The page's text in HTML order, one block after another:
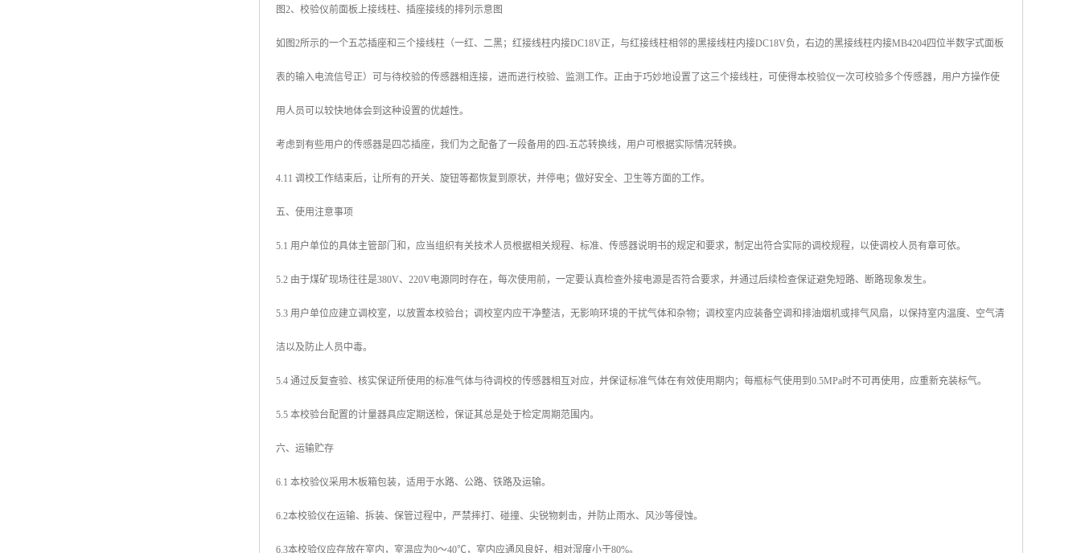
图2、校验仪前面板上接线柱、插座接线的排列示意图
如图2所示的一个五芯插座和三个接线柱（一红、二黑；红接线柱内接DC18V正，与红接线柱相邻的黑接线柱内接DC18V负，右边的黑接线柱内接MB4204四位半数字式面板
表的输入电流信号正）可与待校验的传感器相连接，进而进行校验、监测工作。正由于巧妙地设置了这三个接线柱，可使得本校验仪一次可校验多个传感器，用户方操作使
用人员可以较快地体会到这种设置的优越性。
考虑到有些用户的传感器是四芯插座，我们为之配备了一段备用的四-五芯转换线，用户可根据实际情况转换。
4.11 调校工作结束后，让所有的开关、旋钮等都恢复到原状，并停电；做好安全、卫生等方面的工作。
五、使用注意事项
5.1 用户单位的具体主管部门和，应当组织有关技术人员根据相关规程、标准、传感器说明书的规定和要求，制定出符合实际的调校规程，以使调校人员有章可依。
5.2 由于煤矿现场往往是380V、220V电源同时存在，每次使用前，一定要认真检查外接电源是否符合要求，并通过后续检查保证避免短路、断路现象发生。
5.3 用户单位应建立调校室，以放置本校验台；调校室内应干净整洁，无影响环境的干扰气体和杂物；调校室内应装备空调和排油烟机或排气风扇，以保持室内温度、空气清
洁以及防止人员中毒。
5.4 通过反复查验、核实保证所使用的标准气体与待调校的传感器相互对应，并保证标准气体在有效使用期内；每瓶标气使用到0.5MPa时不可再使用，应重新充装标气。
5.5 本校验台配置的计量器具应定期送检，保证其总是处于检定周期范围内。
六、运输贮存
6.1 本校验仪采用木板箱包装，适用于水路、公路、铁路及运输。
6.2本校验仪在运输、拆装、保管过程中，严禁摔打、碰撞、尖锐物刺击，并防止雨水、风沙等侵蚀。
6.3本校验仪应存放在室内，室温应为0～40℃，室内应通风良好，相对湿度小于80%。